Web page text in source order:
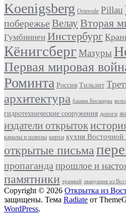
Koenigsberg Osterode Pillau
побережье ВелауВторая
Гумбиннен Инстербург
Кёнигсберг Мазуры
Первая мировая
Роминта Россия Тильзит
архитектура башни Бисмарка
гидротехнические сооружения дороги
издатели открыток
каналы и шлюзы кирхи кухня
открытые письма
пропаганда прошлое и
памятники трамвай эвакуация из
Copyright © 2026 Открытка из
защищены. Тема Radiate от
WordPress.